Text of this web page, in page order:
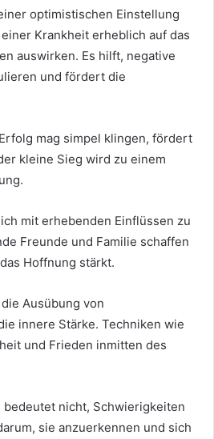
optimistischen Einstellung
Krankheit erheblich auf das
auswirken. Es hilft, negative
und fördert die
mag simpel klingen, fördert
kleine Sieg wird zu einem
mit erhebenden Einflüssen zu
Freunde und Familie schaffen
Hoffnung stärkt.
Ausübung von
innere Stärke. Techniken wie
und Frieden inmitten des
nicht, Schwierigkeiten
sie anzuerkennen und sich